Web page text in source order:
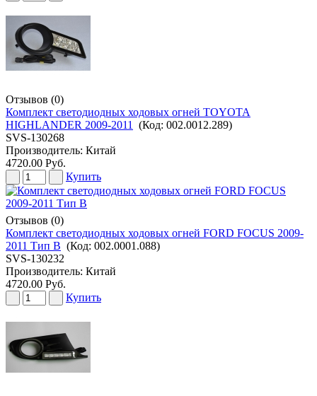
Отзывов (0)
Комплект светодиодных ходовых огней TOYOTA
HIGHLANDER 2009-2011
(Код: 002.0012.289)
SVS-130268
Производитель: Китай
4720.00 Руб.
Купить
Отзывов (0)
Комплект светодиодных ходовых огней FORD FOCUS 2009-
2011 Тип B (Код: 002.0001.088)
SVS-130232
Производитель: Китай
4720.00 Руб.
Купить